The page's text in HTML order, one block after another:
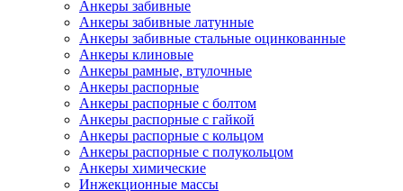
Анкеры забивные
Анкеры забивные латунные
Анкеры забивные стальные оцинкованные
Анкеры клиновые
Анкеры рамные, втулочные
Анкеры распорные
Анкеры распорные с болтом
Анкеры распорные с гайкой
Анкеры распорные с кольцом
Анкеры распорные с полукольцом
Анкеры химические
Инжекционные массы